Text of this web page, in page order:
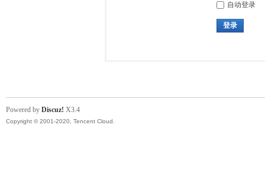
自动登录
登录
Powered by Discuz! X3.4
Copyright © 2001-2020, Tencent Cloud.